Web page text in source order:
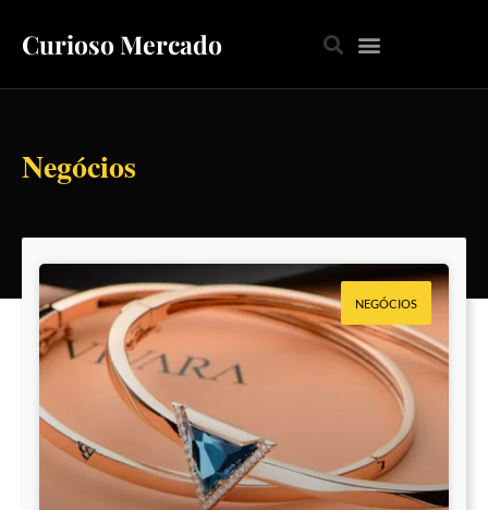
Curioso Mercado
Negócios
NEGÓCIOS